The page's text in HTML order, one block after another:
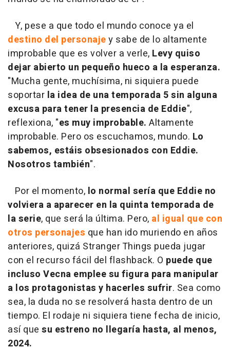
Y, pese a que todo el mundo conoce ya el
destino del personajey sabe de lo altamente
improbable que es volver a verle, Levy quiso
dejar abierto un pequeño hueco a la esperanza.
"Mucha gente, muchísima, ni siquiera puede
soportar la idea de una temporada 5 sin alguna
excusa para tener la presencia de Eddie",
reflexiona, "es muy improbable. Altamente
improbable. Pero os escuchamos, mundo. Lo
sabemos, estáis obsesionados con Eddie.
Nosotros también".
Por el momento, lo normal sería que Eddie no
volviera a aparecer en la quinta temporada de
la serie, que será la última. Pero, al igual que con
otros personajes que han ido muriendo en años
anteriores, quizá Stranger Things pueda jugar
con el recurso fácil del flashback. O puede que
incluso Vecna emplee su figura para manipular
a los protagonistas y hacerles sufrir. Sea como
sea, la duda no se resolverá hasta dentro de un
tiempo. El rodaje ni siquiera tiene fecha de inicio,
así que su estreno no llegaría hasta, al menos,
2024.